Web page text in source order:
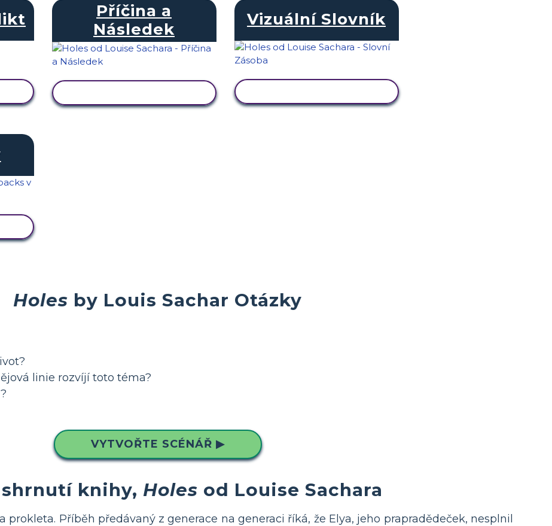
Příčina a
Následek
Vizuální Slovník
Holes by Louis Sachar Otázky
linie rozvíjí toto téma?
VYTVOŘTE SCÉNÁŘ ▶
knihy, Holes od Louise Sachara
prokleta. Příběh předávaný z generace na generaci říká, že Elya, jeho prapradědeček, nesplnil